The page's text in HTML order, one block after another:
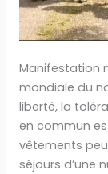
Manifestation
mondiale du
liberté, la
en commun
vêtements
séjours d’une